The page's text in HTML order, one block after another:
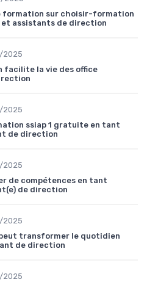
formation sur choisir-formation
et assistants de direction
2025
facilite la vie des office
2025
ssiap 1 gratuite en tant
de direction
2025
de compétences en tant
de direction
2025
transformer le quotidien
de direction
2025